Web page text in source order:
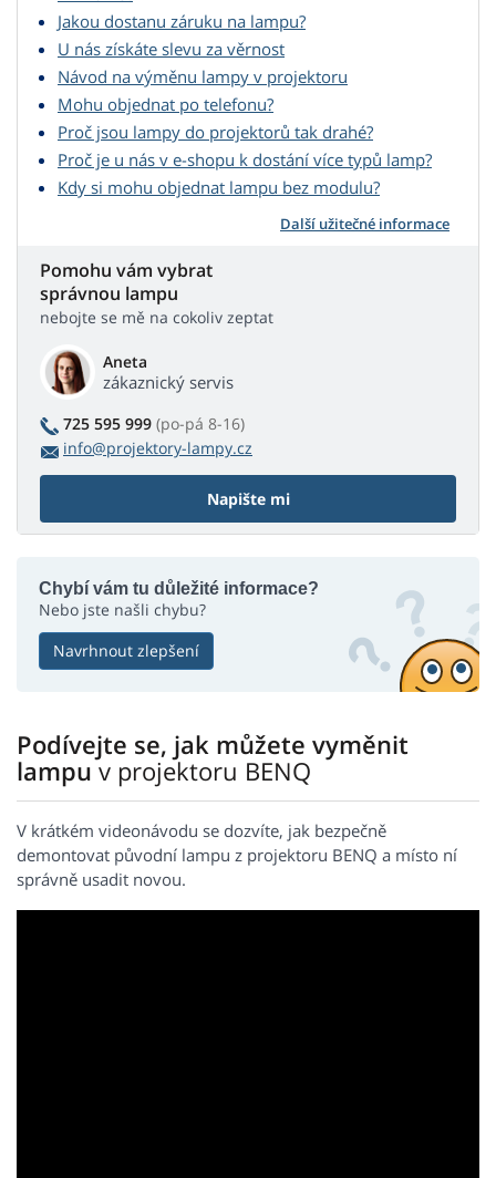
Jakou dostanu záruku na lampu?
U nás získáte slevu za věrnost
Návod na výměnu lampy v projektoru
Mohu objednat po telefonu?
Proč jsou lampy do projektorů tak drahé?
Proč je u nás v e-shopu k dostání více typů lamp?
Kdy si mohu objednat lampu bez modulu?
Další užitečné informace
Pomohu vám vybrat
správnou lampu
nebojte se mě na cokoliv zeptat
Aneta
zákaznický servis
725 595 999 (po-pá 8-16)
info@projektory-lampy.cz
Napište mi
Chybí vám tu důležité informace?
Nebo jste našli chybu?
Navrhnout zlepšení
Podívejte se, jak můžete vyměnit
lampuv projektoru BENQ
V krátkém videonávodu se dozvíte, jak bezpečně
demontovat původní lampu z projektoru BENQ a místo ní
správně usadit novou.